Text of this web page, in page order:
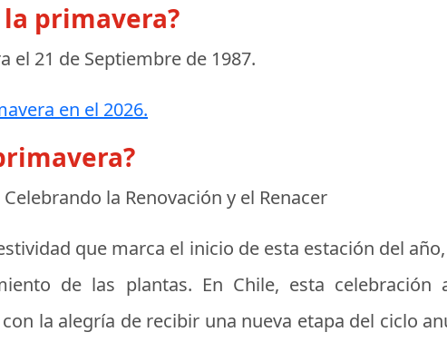
la primavera?
el 21 de Septiembre de 1987.
en el 2026.
la Renovación y el Renacer
que marca el inicio de esta estación del
de las plantas. En Chile, esta celebración
la alegría de recibir una nueva etapa del ciclo